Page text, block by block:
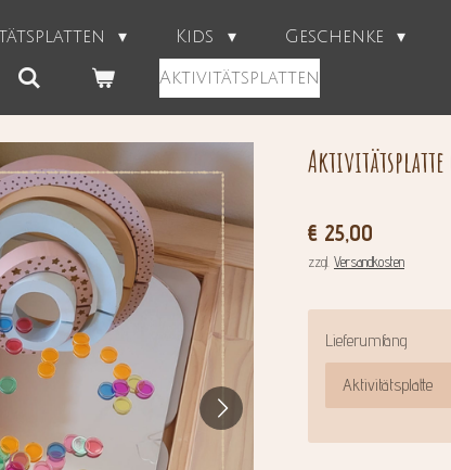
Kids Geschenke
Aktivitätsplatten
Aktivitätsplatte
€ 25,00
zzgl. Versandkosten
Lieferumfang